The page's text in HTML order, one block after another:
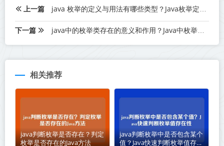
上一篇 java 枚举的定义与用法有哪些类型？Java枚举定义与用法全解析
下一篇 java中的枚举类存在的意义和作用？Java中枚举类的意义与作用
相关推荐
java判断枚举是否存在？判定
枚举是否存在的Java方法
java判断枚举中是否包含某个
值？Java快速判断枚举值存在